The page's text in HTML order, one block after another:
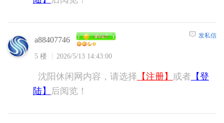
a88407746
5 楼 2026/5/13 14:43:00
发私信
沈阳休闲网内容，请选择 【注册】 或者 【登
陆】
后阅览！